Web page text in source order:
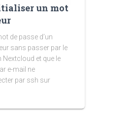
un mot
de passe d’un
sans passer par le
Nextcloud et que le
e-mail ne
par ssh sur